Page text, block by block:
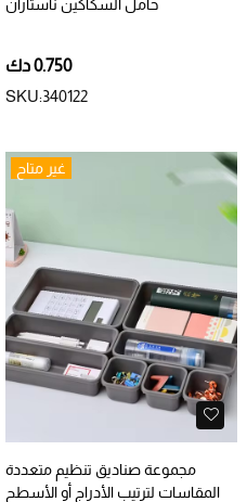
حامل السكاكين ناستاران
0.750 دك
SKU:340122
غير متاح
مجموعة صناديق تنظيم متعددة
المقاسات لترتيب الأدراج أو الأسطح